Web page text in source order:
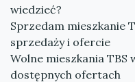
wiedzieć?
Sprzedam mieszkanie
sprzedaży i ofercie
Wolne mieszkania
dostępnych ofertach